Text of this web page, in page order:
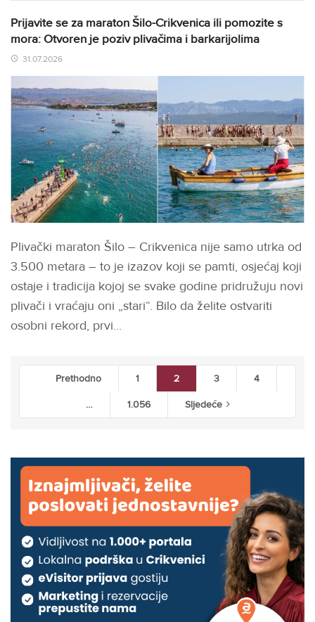
Prijavite se za maraton Šilo-Crikvenica ili pomozite s
mora: Otvoren je poziv plivačima i barkarijolima
31.07.2026
Plivački maraton Šilo – Crikvenica nije samo utrka od
3.500 metara – to je izazov koji se pamti, osjećaj koji
ostaje i tradicija kojoj se svake godine pridružuju novi
plivači i vraćaju oni „stari“. Bilo da želite ostvariti
osobni rekord, prvi…
Prethodno 1 2 3 4
… 1.056 Sljedeće